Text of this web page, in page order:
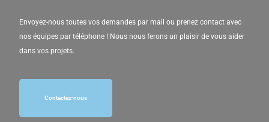
Envoyez-nous toutes vos demandes par mail ou prenez contact avec
nos équipes par téléphone ! Nous nous ferons un plaisir de vous aider
dans vos projets.
Contactez-nous